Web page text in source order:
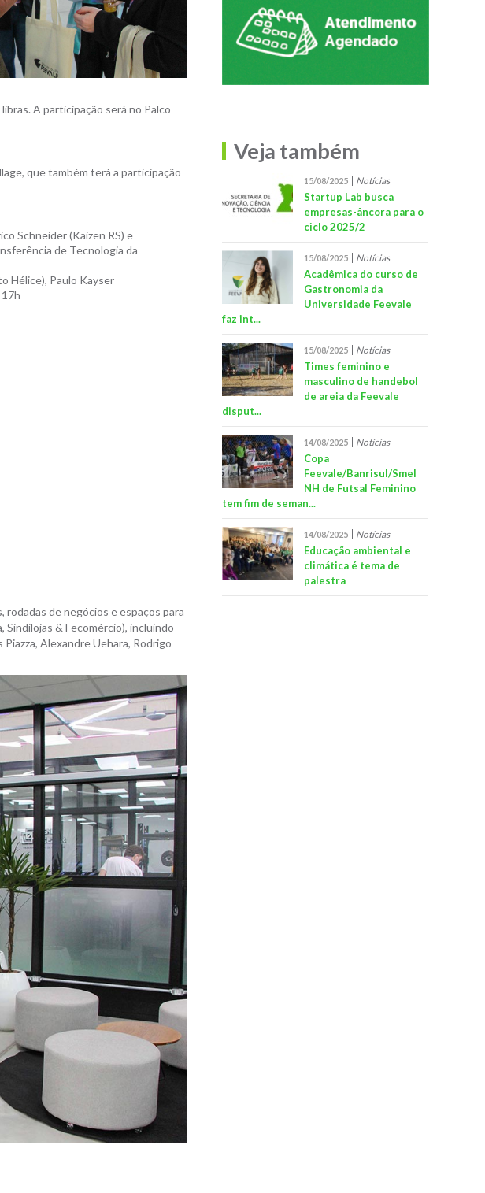
A participação será no Palco
que também terá a participação
Schneider (Kaizen RS) e
de Tecnologia da
Hélice), Paulo Kayser
rodadas de negócios e espaços para
Sindilojas & Fecomércio), incluindo
Alexandre Uehara, Rodrigo
Veja também
15/08/2025 Notícias
Startup Lab busca
empresas-âncora para o
ciclo 2025/2
15/08/2025 Notícias
Acadêmica do curso de
Gastronomia da
Universidade Feevale
faz int...
15/08/2025 Notícias
Times feminino e
masculino de handebol
de areia da Feevale
disput...
14/08/2025 Notícias
Copa
Feevale/Banrisul/Smel
NH de Futsal Feminino
tem fim de seman...
14/08/2025 Notícias
Educação ambiental e
climática é tema de
palestra